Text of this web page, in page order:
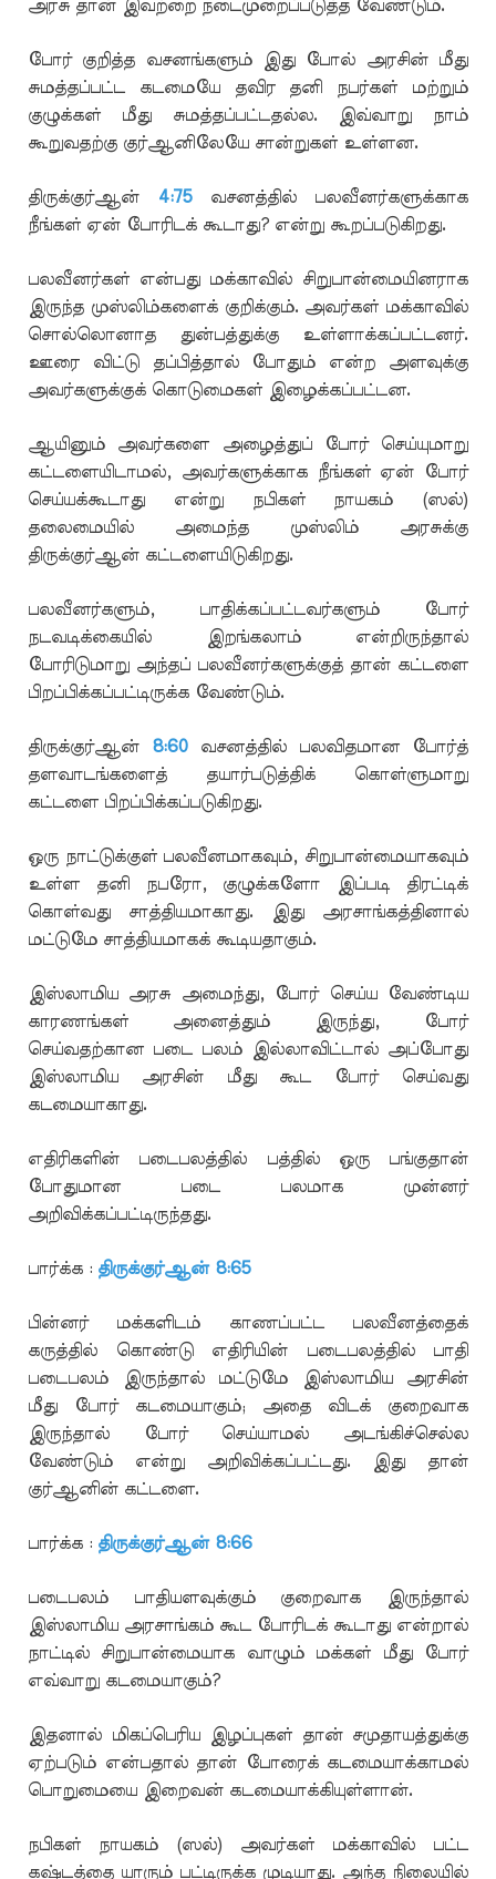
அரசு தான் இவற்றை நடைமுறைப்படுத்த வேண்டும்.
போர் குறித்த வசனங்களும் இது போல் அரசின் மீது
சுமத்தப்பட்ட கடமையே தவிர தனி நபர்கள் மற்றும்
குழுக்கள் மீது சுமத்தப்பட்டதல்ல. இவ்வாறு நாம்
கூறுவதற்கு குர்ஆனிலேயே சான்றுகள் உள்ளன.
திருக்குர்ஆன் 4:75வசனத்தில் பலவீனர்களுக்காக
நீங்கள் ஏன் போரிடக் கூடாது? என்று கூறப்படுகிறது.
பலவீனர்கள் என்பது மக்காவில் சிறுபான்மையினராக
இருந்த முஸ்லிம்களைக் குறிக்கும். அவர்கள் மக்காவில்
சொல்லொனாத துன்பத்துக்கு உள்ளாக்கப்பட்டனர்.
ஊரை விட்டு தப்பித்தால் போதும் என்ற அளவுக்கு
அவர்களுக்குக் கொடுமைகள் இழைக்கப்பட்டன.
ஆயினும் அவர்களை அழைத்துப் போர் செய்யுமாறு
கட்டளையிடாமல், அவர்களுக்காக நீங்கள் ஏன் போர்
செய்யக்கூடாது என்று நபிகள் நாயகம் (ஸல்)
தலைமையில் அமைந்த முஸ்லிம் அரசுக்கு
திருக்குர்ஆன் கட்டளையிடுகிறது.
பலவீனர்களும், பாதிக்கப்பட்டவர்களும் போர்
நடவடிக்கையில் இறங்கலாம் என்றிருந்தால்
போரிடுமாறு அந்தப் பலவீனர்களுக்குத் தான் கட்டளை
பிறப்பிக்கப்பட்டிருக்க வேண்டும்.
திருக்குர்ஆன் 8:60வசனத்தில் பலவிதமான போர்த்
தளவாடங்களைத் தயார்படுத்திக் கொள்ளுமாறு
கட்டளை பிறப்பிக்கப்படுகிறது.
ஒரு நாட்டுக்குள் பலவீனமாகவும், சிறுபான்மையாகவும்
உள்ள தனி நபரோ, குழுக்களோ இப்படி திரட்டிக்
கொள்வது சாத்தியமாகாது. இது அரசாங்கத்தினால்
மட்டுமே சாத்தியமாகக் கூடியதாகும்.
இஸ்லாமிய அரசு அமைந்து, போர் செய்ய வேண்டிய
காரணங்கள் அனைத்தும் இருந்து, போர்
செய்வதற்கான படை பலம் இல்லாவிட்டால் அப்போது
இஸ்லாமிய அரசின் மீது கூட போர் செய்வது
கடமையாகாது.
எதிரிகளின் படைபலத்தில் பத்தில் ஒரு பங்குதான்
போதுமான படை பலமாக முன்னர்
அறிவிக்கப்பட்டிருந்தது.
பார்க்க : திருக்குர்ஆன் 8:65
பின்னர் மக்களிடம் காணப்பட்ட பலவீனத்தைக்
கருத்தில் கொண்டு எதிரியின் படைபலத்தில் பாதி
படைபலம் இருந்தால் மட்டுமே இஸ்லாமிய அரசின்
மீது போர் கடமையாகும்; அதை விடக் குறைவாக
இருந்தால் போர் செய்யாமல் அடங்கிச்செல்ல
வேண்டும் என்று அறிவிக்கப்பட்டது. இது தான்
குர்ஆனின் கட்டளை.
பார்க்க : திருக்குர்ஆன் 8:66
படைபலம் பாதியளவுக்கும் குறைவாக இருந்தால்
இஸ்லாமிய அரசாங்கம் கூட போரிடக் கூடாது என்றால்
நாட்டில் சிறுபான்மையாக வாழும் மக்கள் மீது போர்
எவ்வாறு கடமையாகும்?
இதனால் மிகப்பெரிய இழப்புகள் தான் சமுதாயத்துக்கு
ஏற்படும் என்பதால் தான் போரைக் கடமையாக்காமல்
பொறுமையை இறைவன் கடமையாக்கியுள்ளான்.
நபிகள் நாயகம் (ஸல்) அவர்கள் மக்காவில் பட்ட
கஷ்டத்தை யாரும் பட்டிருக்க முடியாது. அந்த நிலையில்